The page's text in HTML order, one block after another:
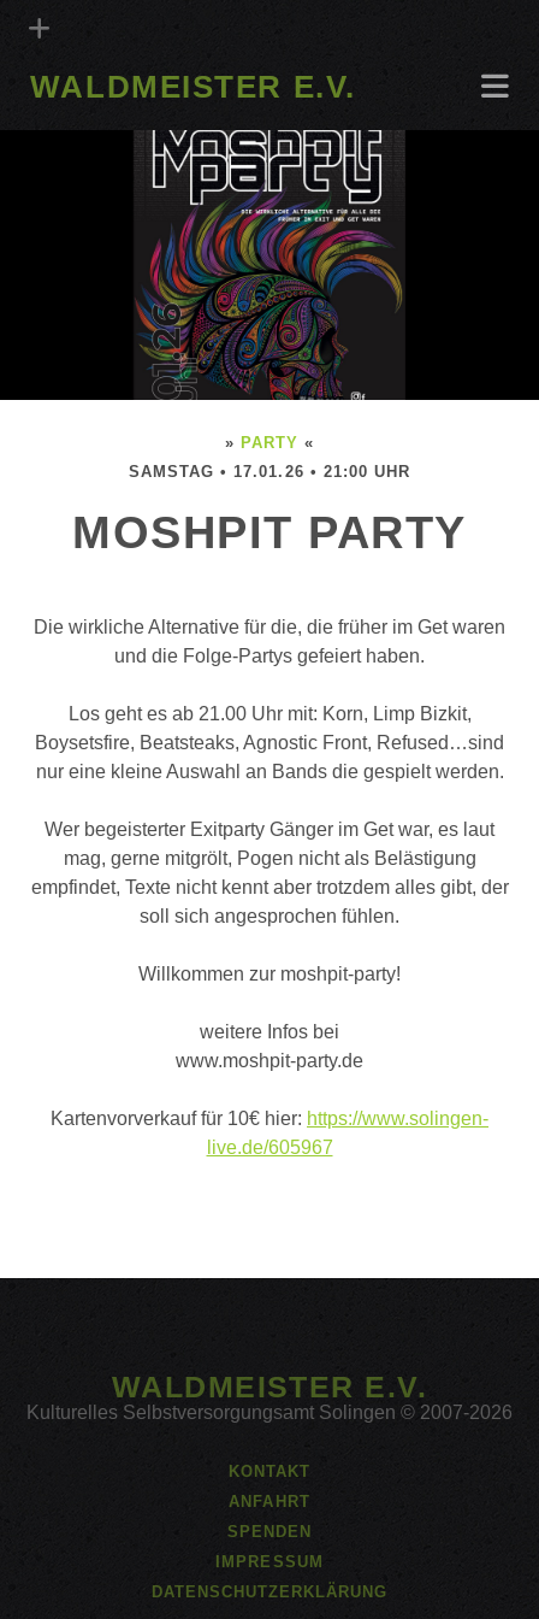
WALDMEISTER E.V.
» PARTY «
SAMSTAG • 17.01.26 • 21:00 UHR
MOSHPIT PARTY
Die wirkliche Alternative für die, die früher im Get waren
und die Folge-Partys gefeiert haben.
Los geht es ab 21.00 Uhr mit: Korn, Limp Bizkit,
Boysetsfire, Beatsteaks, Agnostic Front, Refused…sind
nur eine kleine Auswahl an Bands die gespielt werden.
Wer begeisterter Exitparty Gänger im Get war, es laut
mag, gerne mitgrölt, Pogen nicht als Belästigung
empfindet, Texte nicht kennt aber trotzdem alles gibt, der
soll sich angesprochen fühlen.
Willkommen zur moshpit-party!
weitere Infos bei
www.moshpit-party.de
Kartenvorverkauf für 10€ hier: https://www.solingen-
live.de/605967
WALDMEISTER E.V.
Kulturelles Selbstversorgungsamt Solingen © 2007-2026
KONTAKT
ANFAHRT
SPENDEN
IMPRESSUM
DATENSCHUTZERKLÄRUNG